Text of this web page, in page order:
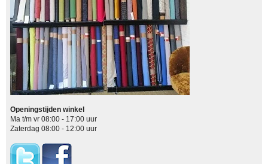
Openingstijden winkel
Ma t/m vr 08:00 - 17:00 uur
Zaterdag 08:00 - 12:00 uur